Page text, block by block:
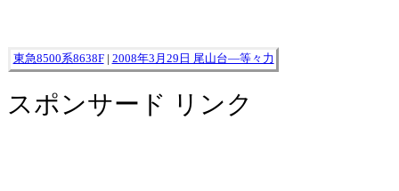
東急8500系8638F| 2008年3月29日 尾山台―等々力
スポンサード リンク